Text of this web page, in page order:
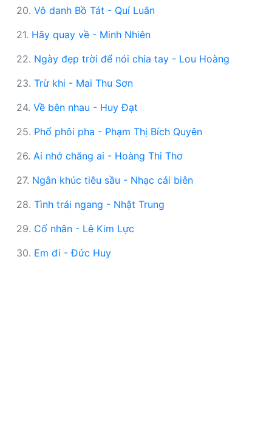
20. Vô danh Bồ Tát - Quí Luân
21. Hãy quay về - Minh Nhiên
22. Ngày đẹp trời để nói chia tay - Lou Hoàng
23. Trừ khi - Mai Thu Sơn
24. Về bên nhau - Huy Đạt
25. Phố phôi pha - Phạm Thị Bích Quyên
26. Ai nhớ chăng ai - Hoàng Thi Thơ
27. Ngân khúc tiêu sầu - Nhạc cải biên
28. Tình trái ngang - Nhật Trung
29. Cố nhân - Lê Kim Lực
30. Em đi - Đức Huy